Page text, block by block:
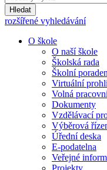
Hledat
rozšířené vyhledávání
O škole
O naší škole
Školská rada
Školní
Virtuální
Volná
Dokumenty
Vzdělávací
Výběrová
Úřední deska
E-podatelna
Veřejné
Projekty